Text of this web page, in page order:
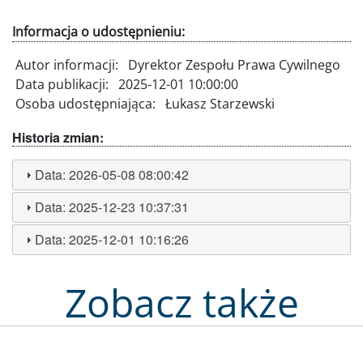
Informacja o udostępnieniu:
Autor informacji:
Dyrektor Zespołu Prawa Cywilnego
Data publikacji: 2025-12-01 10:00:00
Osoba udostępniająca: Łukasz Starzewski
Historia zmian:
Data:2026-05-08 08:00:42
Data:2025-12-23 10:37:31
Data:2025-12-01 10:16:26
Zobacz także